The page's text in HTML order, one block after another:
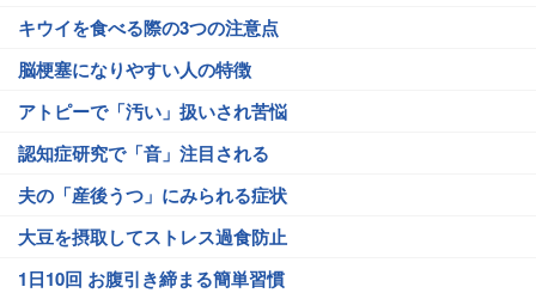
キウイを食べる際の3つの注意点
脳梗塞になりやすい人の特徴
アトピーで「汚い」扱いされ苦悩
認知症研究で「音」注目される
夫の「産後うつ」にみられる症状
大豆を摂取してストレス過食防止
1日10回 お腹引き締まる簡単習慣